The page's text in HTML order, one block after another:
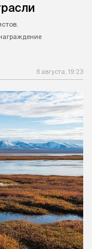
6 августа, 19:23